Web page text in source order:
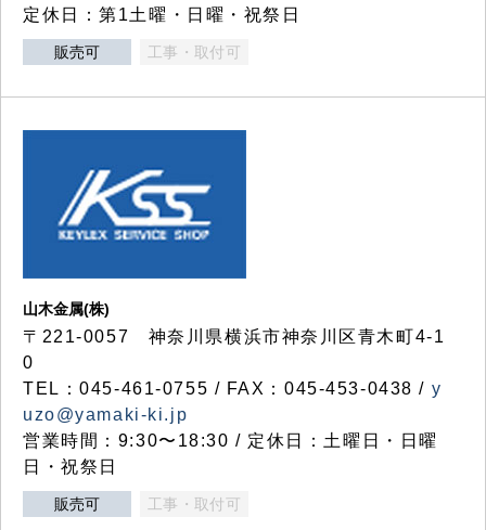
定休日：第1土曜・日曜・祝祭日
販売可 工事・取付可
山木金属(株)
〒221-0057 神奈川県横浜市神奈川区青木町4-1
0
TEL：045-461-0755 / FAX：045-453-0438 / y
uzo@yamaki-ki.jp
営業時間：9:30〜18:30 / 定休日：土曜日・日曜
日・祝祭日
販売可 工事・取付可